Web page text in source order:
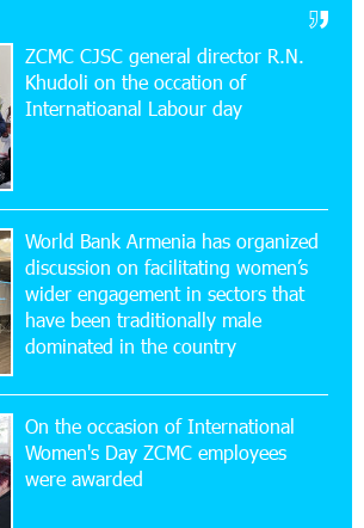
22-07-2026
Financial Skills at the Davidbek Games:
Services at AraratBank ATMs: Fast,
and Secure
20-07-2026
Sales and Service Center Reopens at 3/47
Street in Yeghvard
17-07-2026
25% idcoin when purchasing Flyone flight
Idram&IDBank
ZCMC CJSC general director R.N.
Khudoli on the օccation of
Internatioanal Labour day
World Bank Armenia has organized
discussion on facilitating women’s
wider engagement in sectors that
have been traditionally male
dominated in the country
On the occasion of International
Women's Day ZCMC employees
were awarded